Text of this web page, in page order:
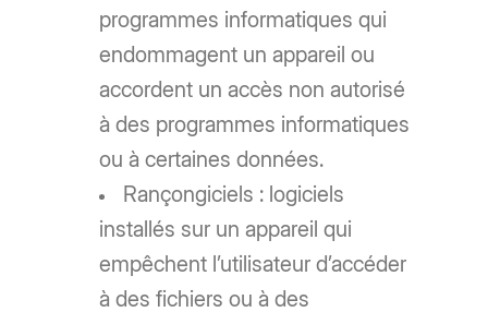
programmes informatiques qui
endommagent un appareil ou
accordent un accès non autorisé
à des programmes informatiques
ou à certaines données.
Rançongiciels : logiciels
installés sur un appareil qui
empêchent l’utilisateur d’accéder
à des fichiers ou à des